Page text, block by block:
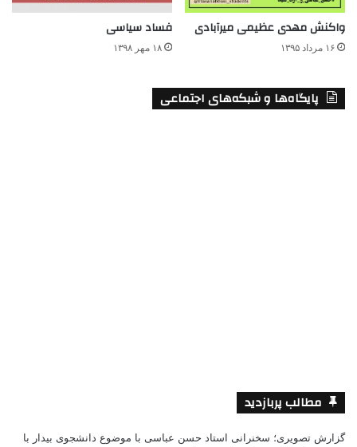
واکنش مهدی عظیمی میرآبادی
۱۶ مرداد ۱۳۹۵
فساد سیاسی
۱۸ مهر ۱۳۹۸
پایگاه‌ها و شبکه‌های اجتماعی
مطالب پربازدید
گزارش تصویری؛ سخنرانی استاد حسن عباسی با موضوع دانشجوی بیدار با